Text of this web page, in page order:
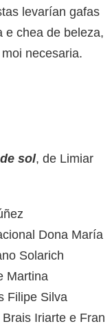
levarían gafas
e chea de beleza,
necesaria.
sol, de Limiar
Dona María
Solarich
Martina
Filipe Silva
Iriarte e Fran